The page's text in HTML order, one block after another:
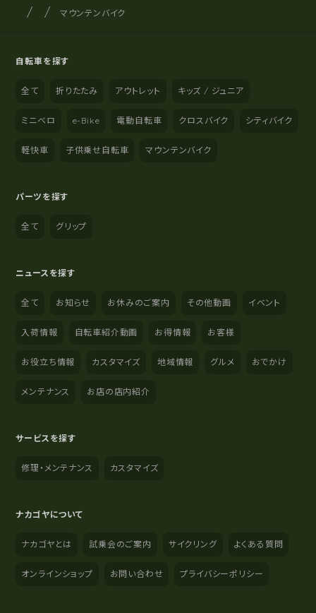
サイト内の現在地
サイクルショップナカゴヤ
マウンテンバイク
自転車を探す
全て 折りたたみ アウトレット キッズ / ジュニア
ミニベロ e-Bike 電動自転車 クロスバイク シティバイク
軽快車 子供乗せ自転車 マウンテンバイク
パーツを探す
全て グリップ
ニュースを探す
全て お知らせ お休みのご案内 その他動画 イベント
入荷情報 自転車紹介動画 お得情報 お客様
お役立ち情報 カスタマイズ 地域情報 グルメ おでかけ
メンテナンス お店の店内紹介
サービスを探す
修理・メンテナンス カスタマイズ
ナカゴヤについて
ナカゴヤとは 試乗会のご案内 サイクリング よくある質問
オンラインショップ お問い合わせ プライバシーポリシー